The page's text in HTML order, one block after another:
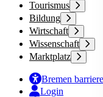
Tourismus
Bildung
Wirtschaft
Wissenschaft
Marktplatz
Bremen
Login